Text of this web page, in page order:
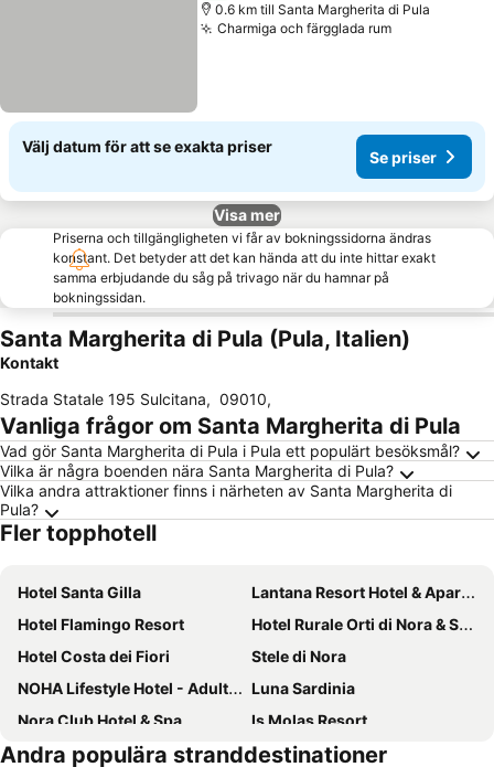
0.6 km till Santa Margherita di Pula
Charmiga och färgglada rumSe priser
Välj datum för att se exakta priser
Se priser
Visa mer
Priserna och tillgängligheten vi får av bokningssidorna ändras
konstant. Det betyder att det kan hända att du inte hittar exakt
samma erbjudande du såg på trivago när du hamnar på
bokningssidan.
Santa Margherita di Pula (Pula, Italien)
Kontakt
Strada Statale 195 Sulcitana, 09010,
Vanliga frågor om Santa Margherita di Pula
Vad gör Santa Margherita di Pula i Pula ett populärt besöksmål?
Vilka är några boenden nära Santa Margherita di Pula?
Vilka andra attraktioner finns i närheten av Santa Margherita di
Pula?
Fler topphotell
Hotel Santa Gilla
Lantana Resort Hotel & Apartments
Hotel Flamingo Resort
Hotel Rurale Orti di Nora & SPA
Hotel Costa dei Fiori
Stele di Nora
NOHA Lifestyle Hotel - Adults Only
Luna Sardinia
Nora Club Hotel & Spa
Is Molas Resort
Abamar Hotel
Conrad Chia Laguna Sardinia
Andra populära stranddestinationer